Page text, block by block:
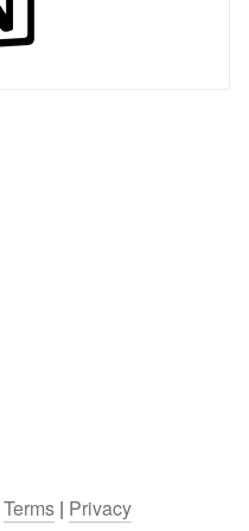
Terms | Privacy